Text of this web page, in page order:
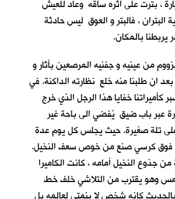
، بترت على اثره ساقه وعاد للعيش
، فالبتر و العوق ليس حادثة
بالمكان.
من عينيه و جفنيه المرصعين بأثار و
ان طلبنا منه خلع نظارته الداكنة. في
كأميراتنا خفايا هذا الرجل الذي خرج
عبر باب ضيق يُفضي الى باحة غير
تلة صغيرة. حيث يجلس كل يوم عدة
فوق كرسي صنع من خوص سعف النخيل.
جذوع النخيل أمامه ، كانت الكاميرا
وهو يقترب من التلاشي خلف خط